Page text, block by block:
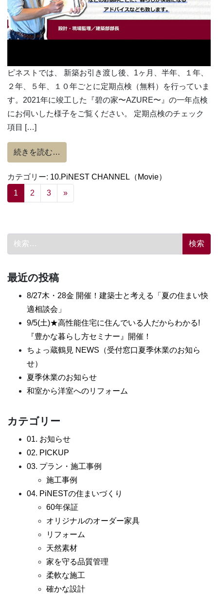
ピネストでは、 新築お引き渡し後、1ヶ月、半年、１年、
２年、５年、１０年ごとに定期点検（無料）を行っていま
す。2021年に竣工した『碧の家〜AZURE〜』の一年点検
にお伺いした様子をご覧ください。 定期点検のチェック
項目 […]
続きを読む…
カテゴリー: 10.PiNEST CHANNEL（Movie）
投稿ナビゲーション
1 2 3 »
検索:
最近の投稿
8/27木・28金 開催！建築士と考える「夏の住まい快
適相談会」
9/5(土)★高性能住宅に住んでいる人だからわかる!
『豊かな暮らし方セミナー』開催！
ちょっ蔵鶴見 NEWS（受付窓口夏季休業のお知ら
せ）
夏季休業のお知らせ
和室から洋室へのリフォーム
カテゴリー
01. お知らせ
02. PICKUP
03. プラン・施工事例
施工事例
04. PiNESTの住まいづくり
60年保証
オリジナルのオーダー家具
リフォーム
天然素材
家を守る品質管理
柔軟な施工
確かな設計